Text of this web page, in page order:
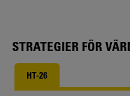
STRATEGIER FÖR
HT-26